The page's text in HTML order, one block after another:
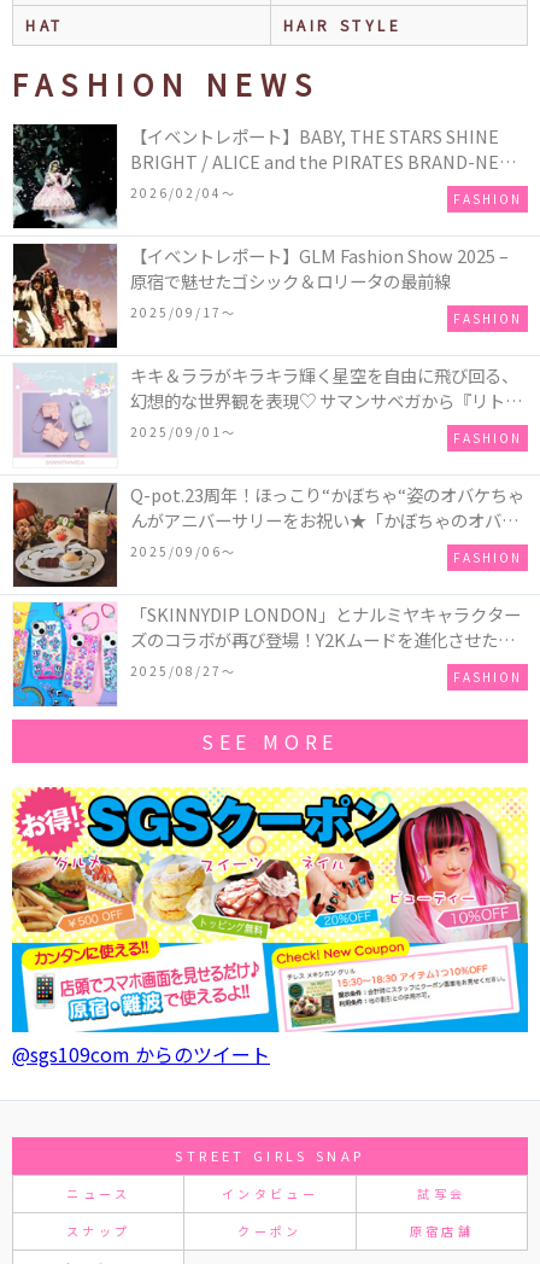
HAT
HAIR STYLE
FASHION NEWS
【イベントレポート】BABY, THE STARS SHINE
BRIGHT / ALICE and the PIRATES BRAND-NEW
COLLECTION in TOKYO
2026/02/04〜 FASHION
【イベントレポート】GLM Fashion Show 2025 –
原宿で魅せたゴシック＆ロリータの最前線
2025/09/17〜 FASHION
キキ＆ララがキラキラ輝く星空を自由に飛び回る、
幻想的な世界観を表現♡ サマンサベガから『リトル
ツインスターズ』50周年アニバーサリーイヤー』を
2025/09/01〜 FASHION
Q-pot.23周年！ほっこり“かぼちゃ“姿のオバケちゃ
んがアニバーサリーをお祝い★「かぼちゃのオバケ
ーキアクセサリー」が新発売！Q-pot CAFE.では
「かぼちゃのオバケーキプレート」も登場
2025/09/06〜 FASHION
「SKINNYDIP LONDON」とナルミヤキャラクター
ズのコラボが再び登場！Y2Kムードを進化させた新
作コレクションを発売♪
2025/08/27〜 FASHION
SEE MORE
@sgs109com からのツイート
STREET GIRLS SNAP
ニュース インタビュー 試写会
スナップ クーポン 原宿店舗